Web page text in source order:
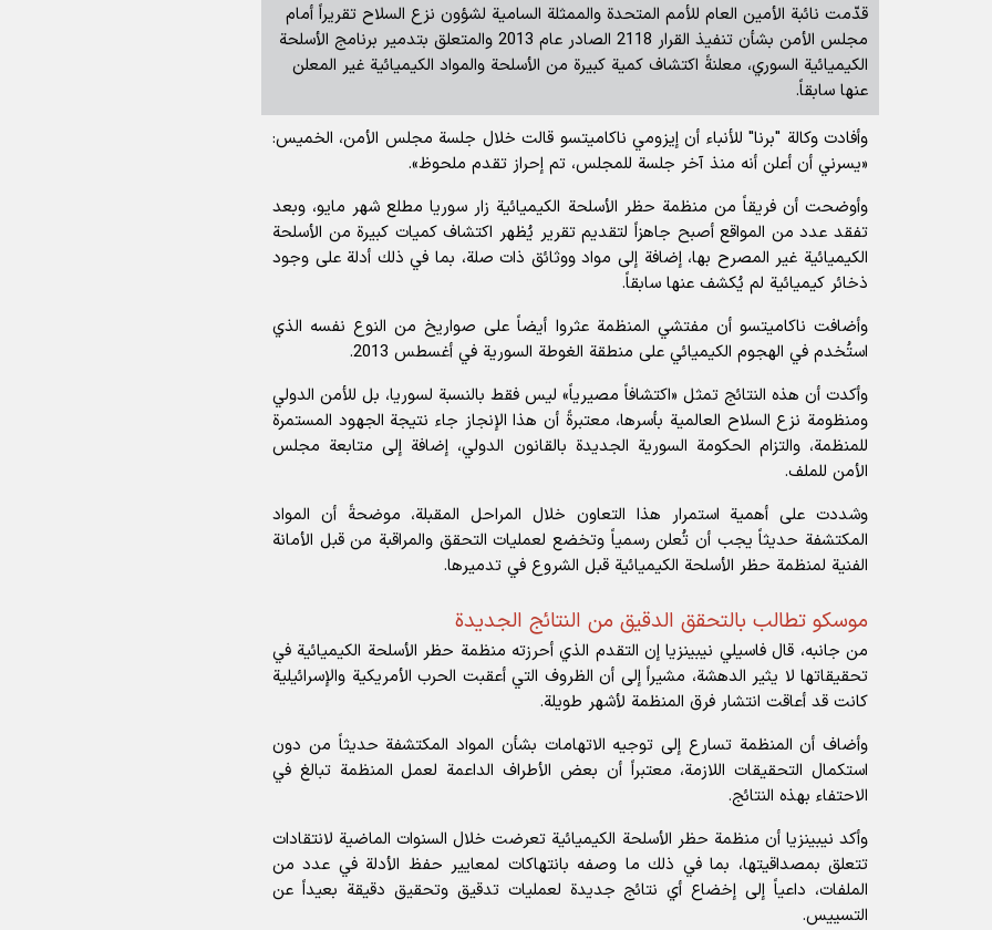
قدّمت نائبة الأمين العام للأمم المتحدة والممثلة السامية لشؤون نزع السلاح تقريراً أمام
مجلس الأمن بشأن تنفيذ القرار 2118 الصادر عام 2013 والمتعلق بتدمير برنامج الأسلحة
الكيميائية السوري، معلنةً اكتشاف كمية كبيرة من الأسلحة والمواد الكيميائية غير المعلن
عنها سابقاً.
وأفادتوكالة "برنا" للأنباء أنإيزومي ناكاميتسو قالت خلال جلسة مجلس الأمن، الخميس:
«يسرني أن أعلن أنه منذ آخر جلسة للمجلس، تم إحراز تقدم ملحوظ».
وأوضحت أن فريقاً من منظمة حظر الأسلحة الكيميائية زار سوريا مطلع شهر مايو، وبعد
تفقد عدد من المواقع أصبح جاهزاً لتقديم تقرير يُظهر اكتشاف كميات كبيرة من الأسلحة
الكيميائية غير المصرح بها، إضافة إلى مواد ووثائق ذات صلة، بما في ذلك أدلة على وجود
ذخائر كيميائية لم يُكشف عنها سابقاً.
وأضافت ناكاميتسو أن مفتشي المنظمة عثروا أيضاً على صواريخ من النوع نفسه الذي
استُخدم في الهجوم الكيميائي على منطقة الغوطة السورية في أغسطس 2013.
وأكدت أن هذه النتائج تمثل «اكتشافاً مصيرياً» ليس فقط بالنسبة لسوريا، بل للأمن الدولي
ومنظومة نزع السلاح العالمية بأسرها، معتبرةً أن هذا الإنجاز جاء نتيجة الجهود المستمرة
للمنظمة، والتزام الحكومة السورية الجديدة بالقانون الدولي، إضافة إلى متابعة مجلس
الأمن للملف.
وشددت على أهمية استمرار هذا التعاون خلال المراحل المقبلة، موضحةً أن المواد
المكتشفة حديثاً يجب أن تُعلن رسمياً وتخضع لعمليات التحقق والمراقبة من قبل الأمانة
الفنية لمنظمة حظر الأسلحة الكيميائية قبل الشروع في تدميرها.
موسكو تطالب بالتحقق الدقيق من النتائج الجديدة
من جانبه، قالفاسيلي نيبينزياإن التقدم الذي أحرزته منظمة حظر الأسلحة الكيميائية في
تحقيقاتها لا يثير الدهشة، مشيراً إلى أن الظروف التي أعقبت الحرب الأمريكية والإسرائيلية
كانت قد أعاقت انتشار فرق المنظمة لأشهر طويلة.
وأضاف أن المنظمة تسارع إلى توجيه الاتهامات بشأن المواد المكتشفة حديثاً من دون
استكمال التحقيقات اللازمة، معتبراً أن بعض الأطراف الداعمة لعمل المنظمة تبالغ في
الاحتفاء بهذه النتائج.
وأكد نيبينزيا أن منظمة حظر الأسلحة الكيميائية تعرضت خلال السنوات الماضية لانتقادات
تتعلق بمصداقيتها، بما في ذلك ما وصفه بانتهاكات لمعايير حفظ الأدلة في عدد من
الملفات، داعياً إلى إخضاع أي نتائج جديدة لعمليات تدقيق وتحقيق دقيقة بعيداً عن
التسييس.